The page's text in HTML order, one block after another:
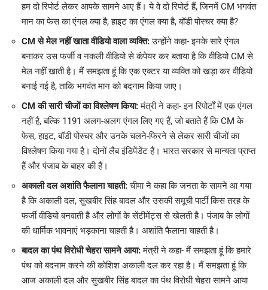
हम दो रिपोर्ट लेकर आपके सामने आए हैं। ये वे दो रिपोर्ट हैं, जिनमें CM भगवंत
मान का फेस का एंगल क्या है, हाइट का एंगल क्या है, बॉडी पोस्चर क्या है?
CM से मेल नहीं खाता वीडियो वाला व्यक्ति:उन्होंने कहा- इनके सारे एंगल
बनाकर उस फर्जी व नकली वीडियो से कंपेयर कर बताया है कि वीडियो CM से
मेल नहीं खाती है। मैं समझता हूं कि एक एक्टर या व्यक्ति को खड़ा कर वीडियो
बनाई गई है, ताकि भगवंत मान को बदनाम किया जाए।
CM की सारी चीजों का विश्लेषण किया:मंत्री ने कहा- इन रिपोर्टों में एक एंगल
नहीं है, बल्कि 1191 अलग-अलग एंगल लिए गए हैं, जो बताते हैं कि CM के
फेस, हाइट, बॉडी पोस्चर और उनके चलने-फिरने से लेकर सारी चीजों का
विश्लेषण किया गया है। दोनों लैब इंडिपेंडेंट हैं। भारत सरकार से मान्यता प्राप्त
हैं और पंजाब के बाहर की हैं।
अकाली दल अशांति फैलाना चाहती:चीमा ने कहा कि जनता के सामने आ गया
है कि अकाली दल, सुखबीर सिंह बादल और उसकी समूची पार्टी किस तरह के
फर्जी वीडियो बनवाती है और लोगों के सेंटीमेंट्स से खेलती है। पंजाब के लोगों
की धार्मिक भावनाएं भड़काना चाहती है। अशांति फैलाना चाहती है।
बादल का पंथ विरोधी चेहरा सामने आया:मंत्री ने कहा- मैं समझता हूं कि हमारे
पंथ को बदनाम करने की कोशिश अकाली दल कर रहा है। मैं समझता हूं कि
आज अकाली दल और सुखबीर सिंह बादल का पंथ विरोधी चेहरा सामने आया